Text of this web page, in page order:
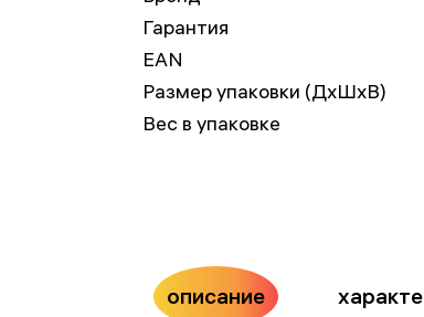
Гарантия
EAN
Размер упаковки (ДxШxВ)
Вес в упаковке
описание